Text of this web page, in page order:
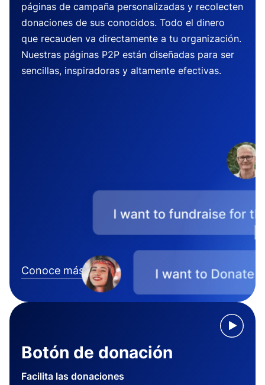
páginas de campaña personalizadas y recolecten
donaciones de sus conocidos. Todo el dinero
que recauden va directamente a tu organización.
Nuestras páginas P2P están diseñadas para ser
sencillas, inspiradoras y altamente efectivas.
Conoce más
Botón de donación
Facilita las donaciones